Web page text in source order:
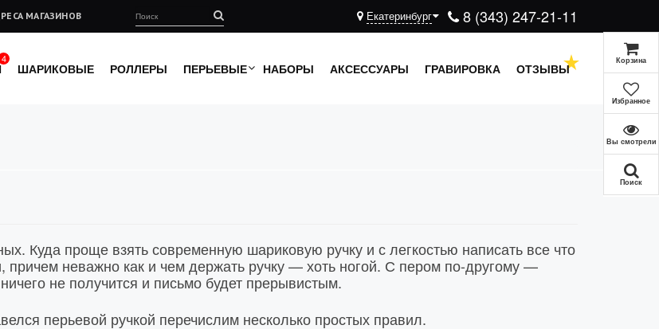
МАГАЗИНОВ 8 (343) 247-21-11
Екатеринбург
4
ШАРИКОВЫЕ РОЛЛЕРЫ ПЕРЬЕВЫЕ НАБОРЫ АКСЕССУАРЫ ГРАВИРОВКА ОТЗЫВЫ
Куда проще взять современную шариковую ручку и с легкостью написать все что
причем неважно как и чем держать ручку — хоть ногой. С пером по-другому —
не получится и письмо будет прерывистым.
перьевой ручкой перечислим несколько простых правил.
Корзина
Избранное
Вы смотрели
Поиск